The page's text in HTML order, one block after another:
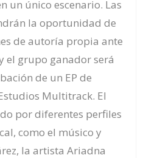
un único escenario. Las
la oportunidad de
de autoría propia ante
el grupo ganador será
de un EP de
Multitrack. El
por diferentes perfiles
como el músico y
la artista Ariadna